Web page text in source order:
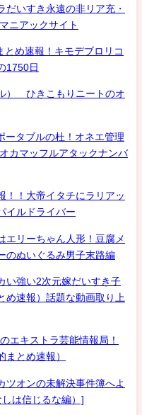
だいすき永遠の非リア充・
ニアックサイト
とめ速報！キモデブロリコ
1750日
） ひきこもりニートのオ
ータブルの杜！オネエ管理
カマッフルアタックナンバ
！！大帝イタチにラリアッ
イルドライバー
リーちゃん人形！豆腐メ
のぬいぐるみ男子末路編
い強い2次元嫁だいすき子
め速報）話題な動画取り上
エキストラ芸能情報局！
まとめ速報）
ツオンの未解決事件簿へよ
は信じるな編）]